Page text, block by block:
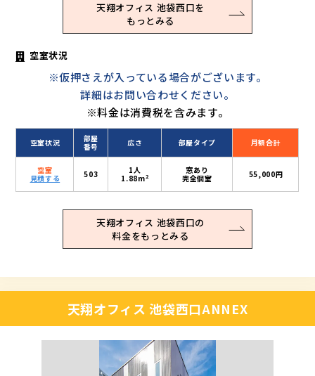
天翔オフィス 池袋西口を
もっとみる
空室状況
※仮押さえが入っている場合がございます。
詳細はお問い合わせください。
※料金は消費税を含みます。
空室状況
部屋
番号
広さ 部屋タイプ 月額合計
空室
見積する
503
1人
1.88m2
窓あり
完全個室
55,000円
天翔オフィス 池袋西口の
料金をもっとみる
天翔オフィス 池袋西口ANNEX